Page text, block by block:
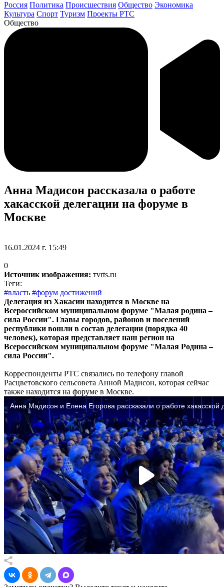
Россия Политика Происшествия Общество Экономика
Культура Спорт Туризм Проекты РТС
Общество
Анна Мадисон рассказала о работе
хакасской делегации на форуме в
Москве
16.01.2024 г. 15:49
0
Источник изображения: тvrts.ru
Теги:
#власть #форум достижений
Делегация из Хакасии находится в Москве на
Всероссийском муниципальном форуме "Малая родина –
сила России". Главы городов, районов и поселений
республики вошли в состав делегации (порядка 40
человек), которая представляет наш регион на
Всероссийском муниципальном форуме "Малая Родина –
сила России".
Корреспонденты РТС связались по телефону главой
Расцветовского сельсовета Анной Мадисон, которая сейчас
также находится на форуме в Москве.